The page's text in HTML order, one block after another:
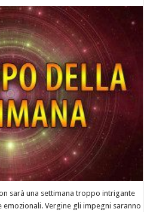
sarà una settimana troppo intrigante
Vergine gli impegni saranno